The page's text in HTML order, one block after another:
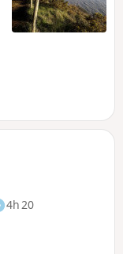
4h 20